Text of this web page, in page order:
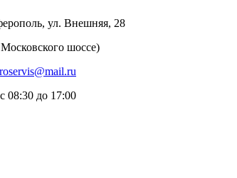
ул. Внешняя, 28
шоссе)
08:30 до 17:00